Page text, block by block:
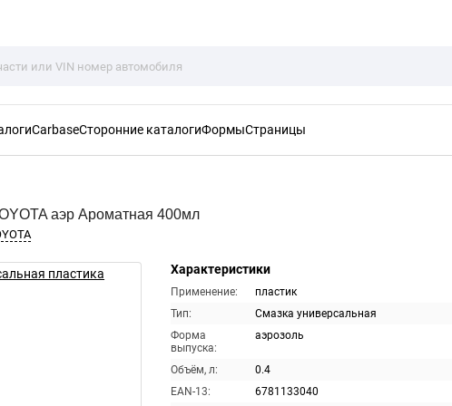
CarbaseСторонние каталогиФормыСтраницы
аэр Ароматная 400мл
Характеристики
Применение:
пластик
Тип:
Смазка универсальная
Форма
выпуска:
аэрозоль
Объём, л:
0.4
EAN-13:
6781133040